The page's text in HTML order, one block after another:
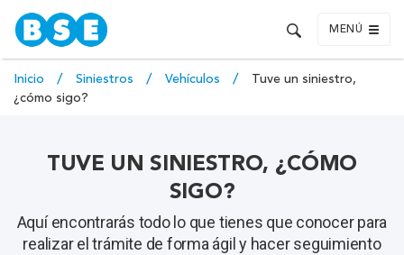
MENÚ
Inicio Siniestros Vehículos
Tuve un siniestro,
¿cómo sigo?
TUVE UN SINIESTRO, ¿CÓMO
SIGO?
Aquí encontrarás todo lo que tienes que conocer para
realizar el trámite de forma ágil y hacer seguimiento